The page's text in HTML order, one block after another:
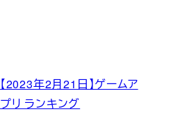
【2023年2月21日】ゲームア
プリ ランキング